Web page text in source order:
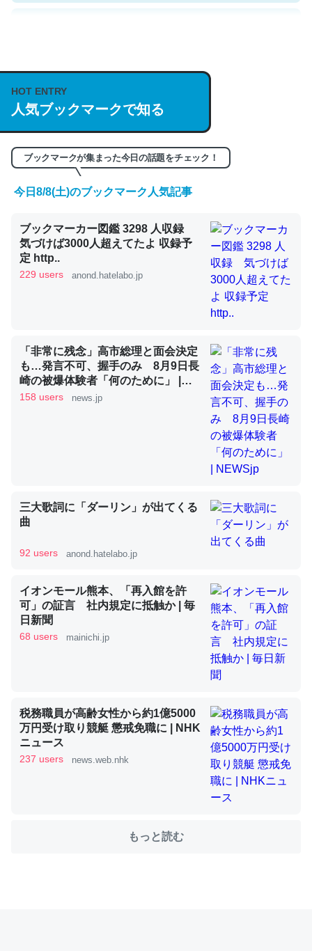
https://isobe324649.hatenablog.com/entry/2023/03/27
/064121
─GPTの仕組みと限界についての考察（１） - conceptualization
くらい。小説でいう「ずっと前の伏線」は回収されないけ
ど、短期記憶というには多い分量。進化すればするほど分
かりやすく強くなりそう
─GPTの仕組みと限界についての考察（１） - conceptualization
昆虫ってカルシウム少ないのか。知らんかった。調べたら
コオロギのカルシウム分はエビの600分の1程度。
─ニュース :: 【研究発表】昆虫学の大問題＝「昆虫はなぜ海にいな
論文では「淡水はカルシウムも酸素も不足してて両方に不
利だから両方が拮抗してるのでは」とあって面白い。海に
いる鋏角類（カブトガニ・ウミグモ）はカルシウムを使わ
ずキチンを強化してる筈だが、酵素が違うのか？
いのか」に関する新仮説
これを元に考えるとカルシウムを大量に使う脊椎動物と貝
ジになったり努力してるし。
─ニュース :: 【研究発表】昆虫学の大問題＝「昆虫はなぜ海にいな
いのか」に関する新仮説
ウチもEchoを実家に置いて４年。でたまに覗いてる。ぼ
ちぼちRingも置こうかと画策中。あと、Googleマップで
HOT ENTRY
人気ブックマークで知る
ブックマークが集まった今日の話題をチェック！
今日8/8(土)のブックマーク人気記事
ブックマーカー図鑑 3298 人収録
気づけば3000人超えてたよ 収録予
定 http..
229 users anond.hatelabo.jp
「非常に残念」高市総理と面会決定
も…発言不可、握手のみ 8月9日長
崎の被爆体験者「何のために」 |
NEWSjp
158 users news.jp
三大歌詞に「ダーリン」が出てくる
曲
92 users anond.hatelabo.jp
イオンモール熊本、「再入館を許
可」の証言 社内規定に抵触か | 毎
日新聞
68 users mainichi.jp
税務職員が高齢女性から約1億5000
万円受け取り競艇 懲戒免職に | NHK
ニュース
237 users news.web.nhk
もっと読む